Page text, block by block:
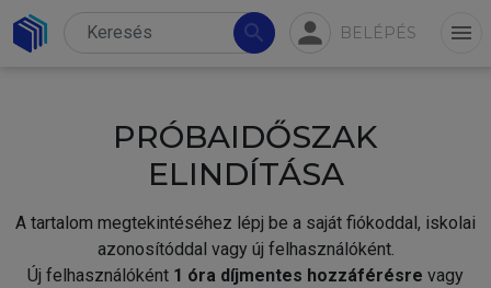
search person BELÉPÉS menu
PRÓBAIDŐSZAK
ELINDÍTÁSA
A tartalom megtekintéséhez lépj be a saját fiókoddal, iskolai
azonosítóddal vagy új felhasználóként.
Új felhasználóként 1 óra díjmentes hozzáférésre vagy